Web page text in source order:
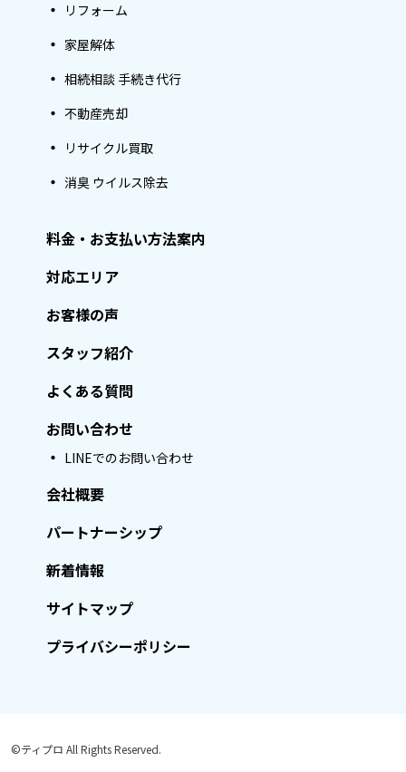
リフォーム
家屋解体
相続相談 手続き代行
不動産売却
リサイクル買取
消臭 ウイルス除去
料金・お支払い方法案内
対応エリア
お客様の声
スタッフ紹介
よくある質問
お問い合わせ
LINEでのお問い合わせ
会社概要
パートナーシップ
新着情報
サイトマップ
プライバシーポリシー
©ティプロ All Rights Reserved.